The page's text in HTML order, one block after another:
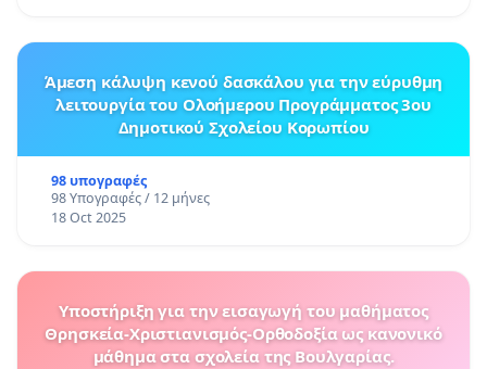
Άμεση κάλυψη κενού δασκάλου για την εύρυθμη
λειτουργία του Ολοήμερου Προγράμματος 3ου
Δημοτικού Σχολείου Κορωπίου
98 υπογραφές
98 Υπογραφές / 12 μήνες
18 Oct 2025
Υποστήριξη για την εισαγωγή του μαθήματος
Θρησκεία-Χριστιανισμός-Ορθοδοξία ως κανονικό
μάθημα στα σχολεία της Βουλγαρίας.